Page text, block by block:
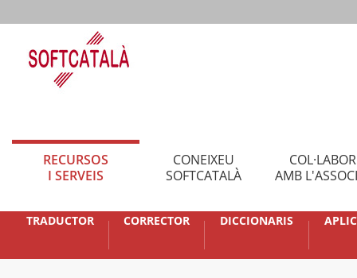
RECURSOS
I SERVEIS
CONEIXEU
SOFTCATALÀ
AMB
TRADUCTOR CORRECTOR DICCIONARIS